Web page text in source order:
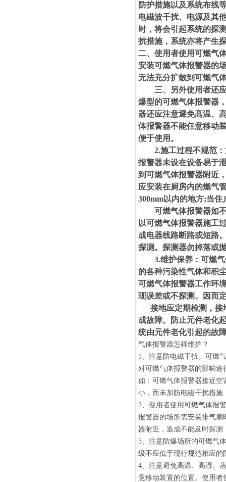
防护措施以及系统布线
电磁波干扰、电源及其
时，将会引起系统的探
扰措施，系统亦将产生
二、使用者使用可燃气
安装可燃气体报警器的
无法充分扩散到可燃气
三、另外使用者还应
爆型的可燃气体报警器
器还应注意避免高温、
体报警器不能任意移动
便于使用。
2.施工过程不规范：
报警器未设在设备易于
到可燃气体报警器附近
应安装在厨房内的燃气
300mm以内的地方;当
可燃气体报警器如不
以可燃气体报警器施工
成电器线路断路或短路
探测。探测器勿掉落或
3.维护保养：可燃气
的各种污染性气体和积
可燃气体报警器工作环
现误差或不探测。因而
接地应定期检测，接
成故障。防止元件老化
统由元件老化引起的故
气体报警器怎样维护？
1、注意防电磁干扰。可燃
对可燃气体报警器的影响
如：可燃气体报警器接近
小，而未加防电磁干扰措
2、使用者使用可燃气体报
报警器的场所需安装排气
器附近，造成不能及时探测
3、注意防爆场所的可燃气
级不应低于现行规范相应的
4、注意避免高温、高湿、
意移动装置的位置。使用